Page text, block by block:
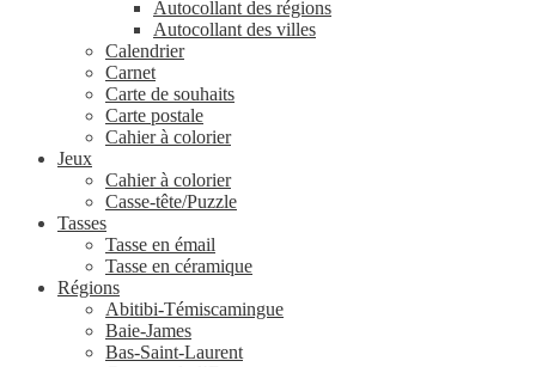
Autocollant des régions
Autocollant des villes
Calendrier
Carnet
Carte de souhaits
Carte postale
Cahier à colorier
Jeux
Cahier à colorier
Casse-tête/Puzzle
Tasses
Tasse en émail
Tasse en céramique
Régions
Abitibi-Témiscamingue
Baie-James
Bas-Saint-Laurent